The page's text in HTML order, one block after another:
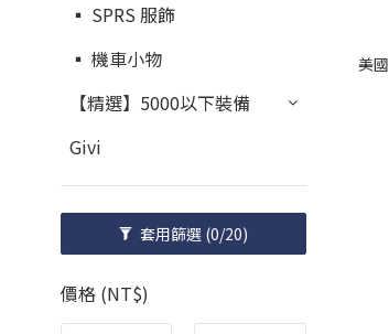
▪︎ SPRS 服飾
▪︎ 機車小物
【精選】5000以下裝備
Givi
套用篩選 (0/20)
價格 (NT$)
美